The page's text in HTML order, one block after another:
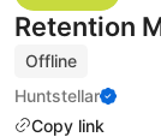
Retention
Offline
Huntstellar
Copy link